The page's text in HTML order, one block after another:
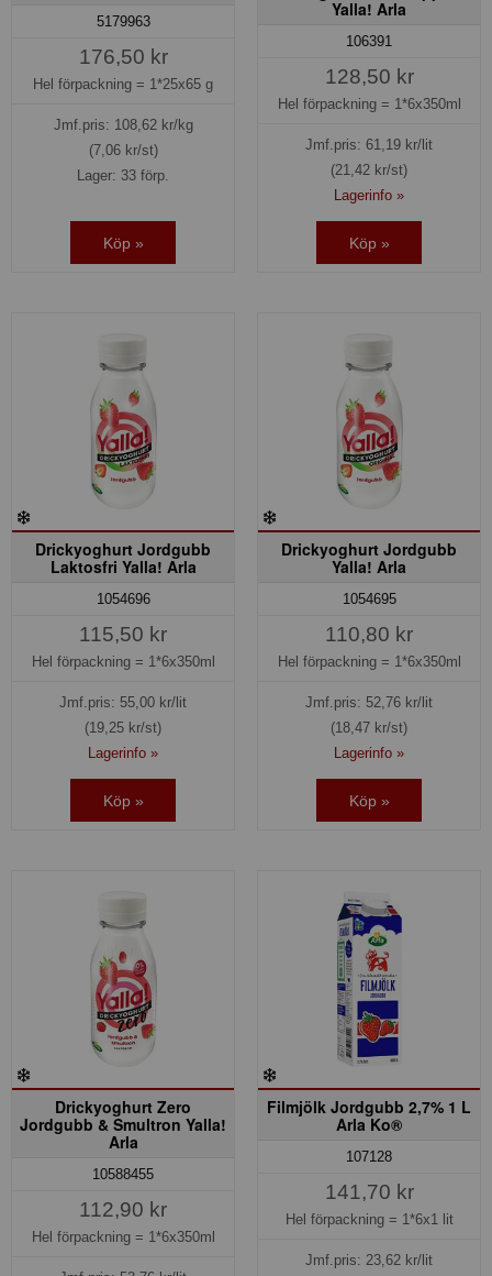
5179963
176,50 kr
Hel förpackning = 1*25x65 g
Jmf.pris: 108,62kr/kg
(7,06 kr/st)
Lager: 33 förp.
Köp »
Yalla! Arla
106391
128,50 kr
Hel förpackning = 1*6x350ml
Jmf.pris: 61,19 kr/lit
(21,42 kr/st)
Lagerinfo »
Köp »
Drickyoghurt Jordgubb
Laktosfri Yalla! Arla
1054696
115,50 kr
Hel förpackning = 1*6x350ml
Jmf.pris: 55,00 kr/lit
(19,25 kr/st)
Lagerinfo »
Köp »
Drickyoghurt Jordgubb
Yalla! Arla
1054695
110,80 kr
Hel förpackning = 1*6x350ml
Jmf.pris: 52,76 kr/lit
(18,47 kr/st)
Lagerinfo »
Köp »
Drickyoghurt Zero
Jordgubb & Smultron Yalla!
Arla
10588455
112,90 kr
Hel förpackning = 1*6x350ml
Filmjölk Jordgubb 2,7% 1 L
Arla Ko®
107128
141,70 kr
Hel förpackning = 1*6x1 lit
Jmf.pris: 23,62 kr/lit